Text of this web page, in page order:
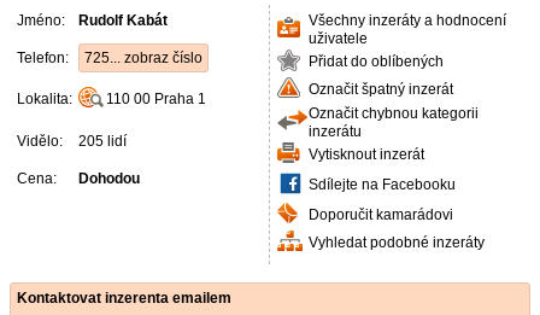
Jméno: Rudolf Kabát
Telefon: 725... zobraz číslo
Lokalita: 110 00 Praha 1
Vidělo: 205 lidí
Cena: Dohodou
Všechny inzeráty a hodnocení
uživatele
Přidat do oblíbených
Označit špatný inzerát
Označit chybnou kategorii
inzerátu
Vytisknout inzerát
Sdílejte na Facebooku
Doporučit kamarádovi
Vyhledat podobné inzeráty
Kontaktovat inzerenta emailem